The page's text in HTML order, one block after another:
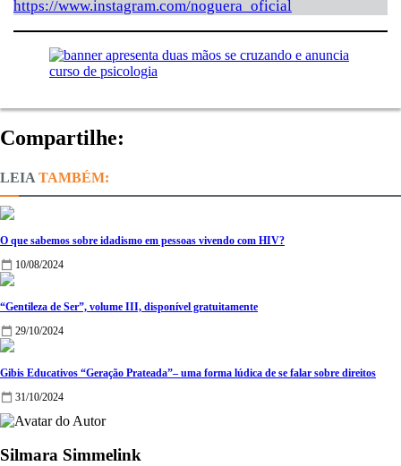
https://www.instagram.com/noguera_oficial
Compartilhe:
TAMBÉM:
O que sabemos sobre idadismo em pessoas vivendo com HIV?
10/08/2024
“Gentileza de Ser”, volume III, disponível gratuitamente
29/10/2024
Gibis Educativos “Geração Prateada”– uma forma lúdica de se falar sobre direitos
31/10/2024
Silmara Simmelink